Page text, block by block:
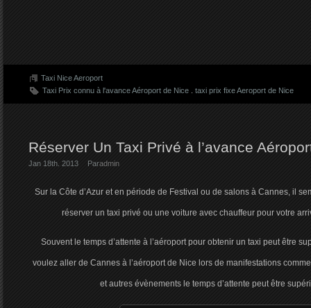
Taxi Nice Aeroport
Taxi Prix connu à l'avance Aéroport de Nice
taxi prix fixe Aeroport de Nice
Réserver Un Taxi Privé à l’avance
Jan 18th. 2013 Paradmin
Sur la Côte d’Azur et en période de Festival ou de salons à Cannes, il
réserver un taxi privé ou une voiture avec chauffeur pour votre
Souvent le temps d’attente à l’aéroport pour obtenir un taxi peut être
voulez aller de Cannes à l’aéroport de Nice lors de manifestations
et autres évènements le temps d’attente peut être